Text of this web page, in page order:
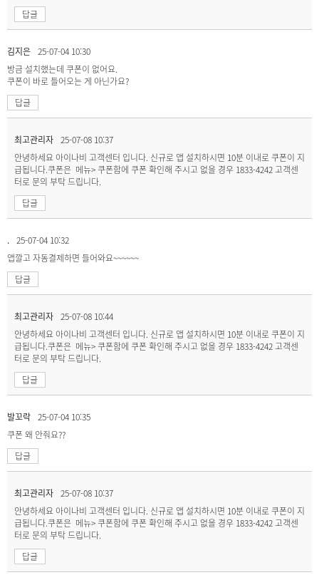
답글
김지은 25-07-04 10:30
방금 설치했는데 쿠폰이 없어요.
쿠폰이 바로 들어오는 게 아닌가요?
답글
최고관리자 25-07-08 10:37
안녕하세요 아이나비 고객센터 입니다. 신규로 앱 설치하시면 10분 이내로 쿠폰이 지
급됩니다.쿠폰은 메뉴> 쿠폰함에 쿠폰 확인해 주시고 없을 경우 1833-4242 고객센
터로 문의 부탁 드립니다.
답글
. 25-07-04 10:32
앱깔고 자동결제하면 들어와요~~~~~~
답글
최고관리자 25-07-08 10:44
안녕하세요 아이나비 고객센터 입니다. 신규로 앱 설치하시면 10분 이내로 쿠폰이 지
급됩니다.쿠폰은 메뉴> 쿠폰함에 쿠폰 확인해 주시고 없을 경우 1833-4242 고객센
터로 문의 부탁 드립니다.
답글
발꼬락 25-07-04 10:35
쿠폰 왜 안줘요??
답글
최고관리자 25-07-08 10:37
안녕하세요 아이나비 고객센터 입니다. 신규로 앱 설치하시면 10분 이내로 쿠폰이 지
급됩니다.쿠폰은 메뉴> 쿠폰함에 쿠폰 확인해 주시고 없을 경우 1833-4242 고객센
터로 문의 부탁 드립니다.
답글